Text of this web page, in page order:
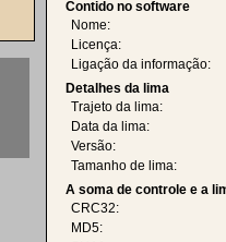
Contido no software
Nome:
Licença:
Ligação da informação:
Detalhes da lima
Trajeto da lima:
Data da lima:
Versão:
Tamanho de lima:
A soma de controle e a
CRC32:
MD5: